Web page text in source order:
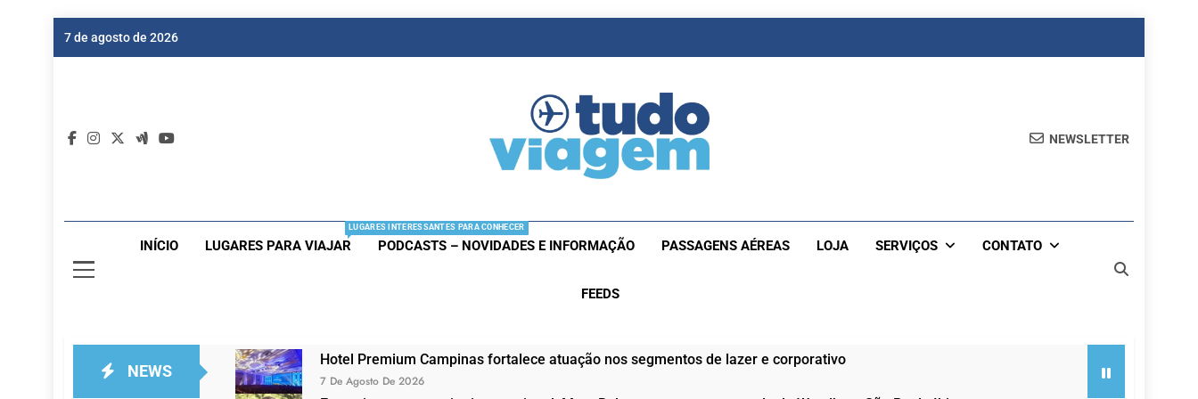
7 de agosto de 2026
NEWSLETTER
INÍCIO LUGARES PARA VIAJAR
LUGARES INTERESSANTES PARA CONHECER
PODCASTS – NOVIDADES E INFORMAÇÃO PASSAGENS AÉREAS LOJA SERVIÇOS CONTATO
FEEDS
NEWS
Hotel Premium Campinas fortalece atuação nos segmentos de lazer e corporativo
7 De Agosto De 2026